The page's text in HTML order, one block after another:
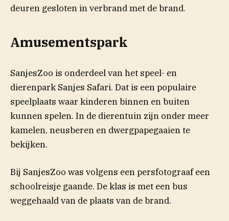
deuren gesloten in verbrand met de brand.
Amusementspark
SanjesZoo is onderdeel van het speel- en
dierenpark Sanjes Safari. Dat is een populaire
speelplaats waar kinderen binnen en buiten
kunnen spelen. In de dierentuin zijn onder meer
kamelen, neusberen en dwergpapegaaien te
bekijken.
Bij SanjesZoo was volgens een persfotograaf een
schoolreisje gaande. De klas is met een bus
weggehaald van de plaats van de brand.